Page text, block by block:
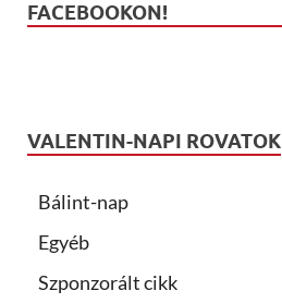
FACEBOOKON!
VALENTIN-NAPI ROVATOK
Bálint-nap
Egyéb
Szponzorált cikk